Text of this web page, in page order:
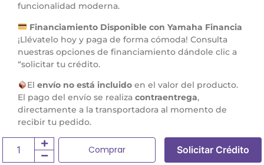
funcionalidad moderna.
Financiamiento Disponible con Yamaha Financia
¡Llévatelo hoy y paga de forma cómoda! Consulta
nuestras opciones de financiamiento dándole clic a
“solicitar tu crédito.
El envío no está incluidoen el valor del producto.
El pago del envío se realiza contraentrega,
directamente a la transportadora al momento de
recibir tu pedido.
Comprar Solicitar Crédito